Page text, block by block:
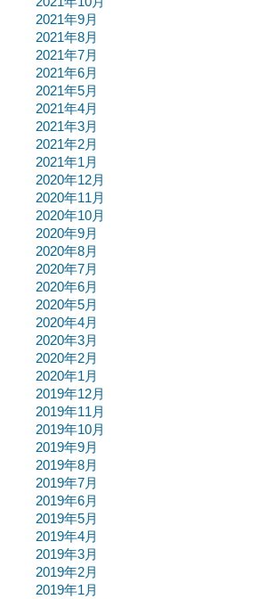
2021年9月
2021年8月
2021年7月
2021年6月
2021年5月
2021年4月
2021年3月
2021年2月
2021年1月
2020年12月
2020年11月
2020年10月
2020年9月
2020年8月
2020年7月
2020年6月
2020年5月
2020年4月
2020年3月
2020年2月
2020年1月
2019年12月
2019年11月
2019年10月
2019年9月
2019年8月
2019年7月
2019年6月
2019年5月
2019年4月
2019年3月
2019年2月
2019年1月